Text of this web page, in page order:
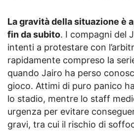
La gravità della situazione è
fin da subito. I compagni del
intenti a protestare con
rapidamente compreso la
quando Jairo ha perso
gioco. Attimi di puro panico
lo stadio, mentre lo staff
urgenza per evitare
gravi, tra cui il rischio di